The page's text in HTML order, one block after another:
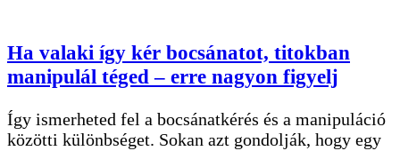
Ha valaki így kér bocsánatot, titokban
manipulál téged – erre nagyon figyelj
Így ismerheted fel a bocsánatkérés és a manipuláció
közötti különbséget. Sokan azt gondolják, hogy egy